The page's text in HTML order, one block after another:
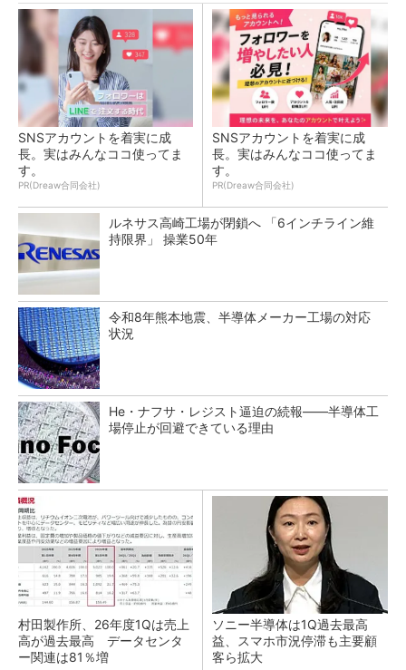
SNSアカウントを着実に成
長。実はみんなココ使ってま
す。
PR(Dreaw合同会社)
SNSアカウントを着実に成
長。実はみんなココ使ってま
す。
PR(Dreaw合同会社)
ルネサス高崎工場が閉鎖へ 「6インチライン維
持限界」 操業50年
令和8年熊本地震、半導体メーカー工場の対応
状況
He・ナフサ・レジスト逼迫の続報――半導体工
場停止が回避できている理由
村田製作所、26年度1Qは売上
高が過去最高 データセンタ
ー関連は81％増
ソニー半導体は1Q過去最高
益、スマホ市況停滞も主要顧
客ら拡大